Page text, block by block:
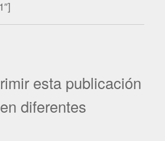
esta publicación
diferentes